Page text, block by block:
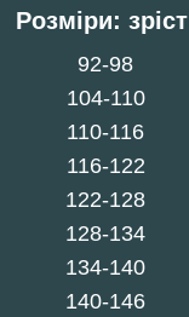
Розміри: зріст
92-98
104-110
110-116
116-122
122-128
128-134
134-140
140-146